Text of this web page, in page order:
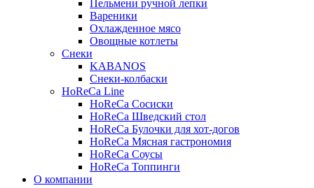
Пельмени ручной лепки
Вареники
Охлажденное мясо
Овощные котлеты
Снеки
KABANOS
Снеки-колбаски
HoReCa Line
HoReCa Сосиски
HoReCa Шведский стол
HoReCa Булочки для хот-догов
HoReCa Мясная гастрономия
HoReCa Соусы
HoReCa Топпинги
О компании